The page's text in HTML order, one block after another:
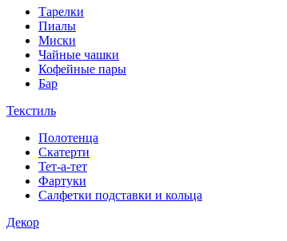
Тарелки
Пиалы
Миски
Чайные чашки
Кофейные пары
Бар
Текстиль
Полотенца
Скатерти
Тет-а-тет
Фартуки
Салфетки подставки и кольца
Декор